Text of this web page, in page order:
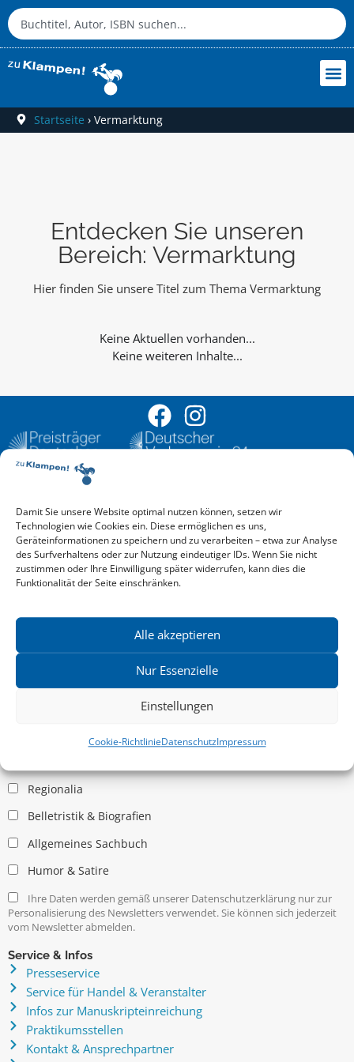
Damit Sie unsere Website optimal nutzen können, setzen wir
Technologien wie Cookies ein. Diese ermöglichen es uns,
Geräteinformationen zu speichern und zu verarbeiten – etwa zur Analyse
des Surfverhaltens oder zur Nutzung eindeutiger IDs. Wenn Sie nicht
zustimmen oder Ihre Einwilligung später widerrufen, kann dies die
Funktionalität der Seite einschränken.
Alle akzeptieren
Nur Essenzielle
Einstellungen
Cookie-RichtlinieDatenschutzImpressum
Startseite › Vermarktung
Entdecken Sie unseren
Bereich: Vermarktung
Hier finden Sie unsere Titel zum Thema Vermarktung
Keine weiteren Inhalte...
Aktuelle Vorschau
Entdecken Sie das aktuelle zu-Klampen!-Verlagsprogramm.
Hier finden Sie die Verlagsvorschau – einfach direkt online
reinlesen oder herunterladen.
Download: Vorschau zu Klampen! Herbst 2026
Mehr aktuelle Vorschauen ansehen
News zu aktuellen Neuheiten und Nachrichten im zu Klampen!
Verlag – jederzeit wieder abbestellbar.
Kritische Theorie / Philosophie
Regionalia
Belletristik & Biografien
Allgemeines Sachbuch
Humor & Satire
Ihre Daten werden gemäß unserer Datenschutzerklärung nur zur
Personalisierung des Newsletters verwendet. Sie können sich jederzeit
vom Newsletter abmelden.
Service & Infos
Presseservice
Service für Handel & Veranstalter
Infos zur Manuskripteinreichung
Praktikumsstellen
Kontakt & Ansprechpartner